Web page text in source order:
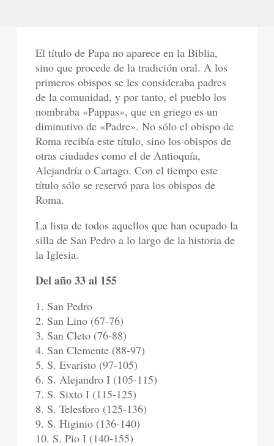
El título de Papa no aparece en la Biblia,
sino que procede de la tradición oral. A los
primeros obispos se les consideraba padres
de la comunidad, y por tanto, el pueblo los
nombraba «Pappas», que en griego es un
diminutivo de «Padre». No sólo el obispo de
Roma recibía este título, sino los obispos de
otras ciudades como el de Antioquía,
Alejandría o Cartago. Con el tiempo este
título sólo se reservó para los obispos de
Roma.
La lista de todos aquellos que han ocupado la
silla de San Pedro a lo largo de la historia de
la Iglesia.
Del año 33 al 155
1. San Pedro
2. San Lino (67-76)
3. San Cleto (76-88)
4. San Clemente (88-97)
5. S. Evaristo (97-105)
6. S. Alejandro I (105-115)
7. S. Sixto I (115-125)
8. S. Telesforo (125-136)
9. S. Higinio (136-140)
10. S. Pio I (140-155)